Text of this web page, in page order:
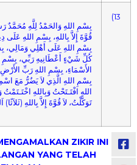
بِسْمِ اللهِ وَالحَمْدُ لِلَّهِ مُحَمَّدٌ
قُوَّةَ إِلاَّ بِاللهِ، بِسْمِ اللهِ
بِسْمِ اللهِ عَلَى أَهْلِي وَمَالِي،
كُلِّ شَيْءٍ أَعْطَانِيهِ رَبِّي، بِسْمِ
الأَسْمَاءِ، بِسْمِ اللهِ رَبِّ
بِسْمِ اللهِ الَّذِي لاَ يَضُرُّ مَعَ
اللهِ افْتَـتَحْتُ وَبِاللهِ اخْتَـتَمْتُ
تَوَكَّلْتُ، لاَ قُوَّةَ إِلاَّ بِاللهِ (ثَلاَثًا)
(13
ZIKIR INI
YANG TELAH